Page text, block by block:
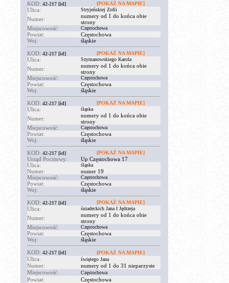
KOD: 42-217 [id] [POKAŻ NA MAPIE]
Ulica: Stryjeńskiej Zofii
Numer:
numery od 1 do końca obie
strony
Miejscowość:
Częstochowa
Powiat:
Częstochowa
Woj:
śląskie
KOD: 42-217 [id] [POKAŻ NA MAPIE]
Ulica: Szymanowskiego Karola
Numer:
numery od 1 do końca obie
strony
Miejscowość:
Częstochowa
Powiat:
Częstochowa
Woj:
śląskie
KOD: 42-217 [id] [POKAŻ NA MAPIE]
Ulica: śląska
Numer:
numery od 1 do końca obie
strony
Miejscowość:
Częstochowa
Powiat:
Częstochowa
Woj:
śląskie
KOD: 42-217 [id] [POKAŻ NA MAPIE]
Urząd Pocztowy:
Up Częstochowa 17
Ulica:
śląska
Numer:
numer 19
Miejscowość:
Częstochowa
Powiat:
Częstochowa
Woj:
śląskie
KOD: 42-217 [id] [POKAŻ NA MAPIE]
Ulica: śniadeckich Jana I Jędrzeja
Numer:
numery od 1 do końca obie
strony
Miejscowość:
Częstochowa
Powiat:
Częstochowa
Woj:
śląskie
KOD: 42-217 [id] [POKAŻ NA MAPIE]
Ulica: świętego Jana
Numer:
numery od 1 do 31 nieparzyste
Miejscowość:
Częstochowa
Powiat:
Częstochowa